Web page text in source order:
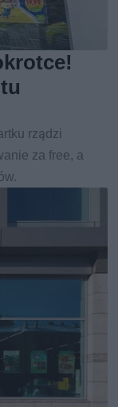
rządzi
za free, a